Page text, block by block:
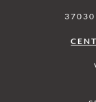
37030